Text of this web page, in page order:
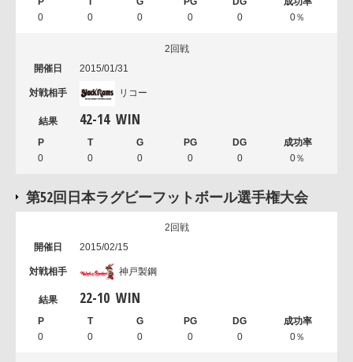
0 0 0 0 0 0％
2回戦
2015/01/31
リコー
42-14 WIN
0 0 0 0 0 0％
第52回日本ラグビーフットボール選手権大会
2回戦
2015/02/15
神戸製鋼
22-10 WIN
0 0 0 0 0 0％